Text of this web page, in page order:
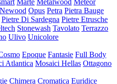
Marte Metalwood Meteor
Newood Opus Petra Pietra Bauge
Pietre Di Sardegna Pietre Etrusche
Stonewash Tavolato Terrazzo
Ulivo Unicolore
Epoque Fantasie Full Body
Atlantica Mosaici Hellas Ottagono
Chimera Cromatica Euridice